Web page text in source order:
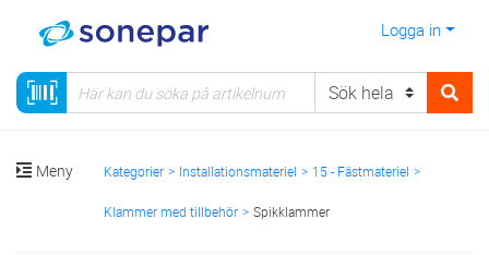
Logga in
Meny Kategorier Installationsmateriel 15 - Fästmateriel
Klammer med tillbehör Spikklammer